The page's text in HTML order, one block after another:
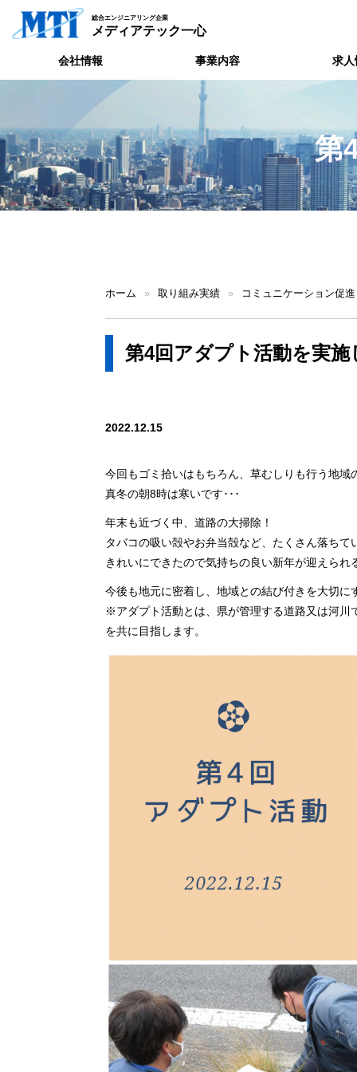
総合エンジニアリング企業
メディアテック一心
会社情報 事業内容 求人
第
ホーム » 取り組み実績 » コミュニケーション促進
第4回アダプト活動を実施
2022.12.15
今回もゴミ拾いはもちろん、草むしりも行う地域
真冬の朝8時は寒いです･･･
年末も近づく中、道路の大掃除！
タバコの吸い殻やお弁当殻など、たくさん落ちて
きれいにできたので気持ちの良い新年が迎えられ
今後も地元に密着し、地域との結び付きを大切
※アダプト活動とは、県が管理する道路又は河川
を共に目指します。